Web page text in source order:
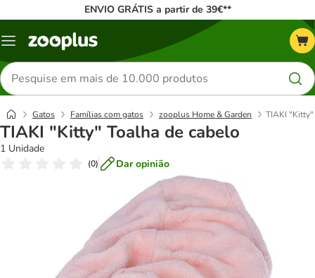
ENVIO GRÁTIS a partir de 39€**
Menu
Pesquisar
produtos
Gatos Famílias com gatos zooplus Home & Garden TIAKI "Kitty"
TIAKI "Kitty" Toalha de cabelo
1 Unidade
(0) Dar opinião